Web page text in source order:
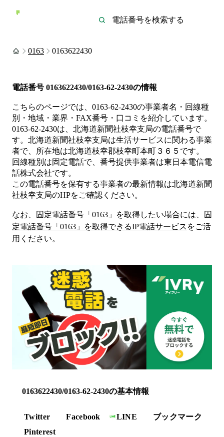
0163 0163622430
電話番号 0163622430/0163-62-2430の情報
こちらのページでは、 0163-62-2430の事業者名・回線種
別・地域・業界・FAX番号・口コミを紹介しています。
0163-62-2430は、 北海道新聞社枝幸支局の電話番号で
す。 北海道新聞社枝幸支局は生活サービスに関わる事業
者で、所在地は北海道枝幸郡枝幸町本町３６５ です。
回線種別は固定電話で、番号提供事業者は東日本電信電
話株式会社です。
この電話番号を保有する事業者の最新情報は北海道新聞
社枝幸支局のHPをご確認ください。
なお、固定電話番号「 0163 」を取得したい場合には、
固
定電話番号「 0163 」を取得できるIP電話サービス をご活
用ください。
0163622430/0163-62-2430の基本情報
Twitter Facebook LINE
ブックマーク
Pinterest